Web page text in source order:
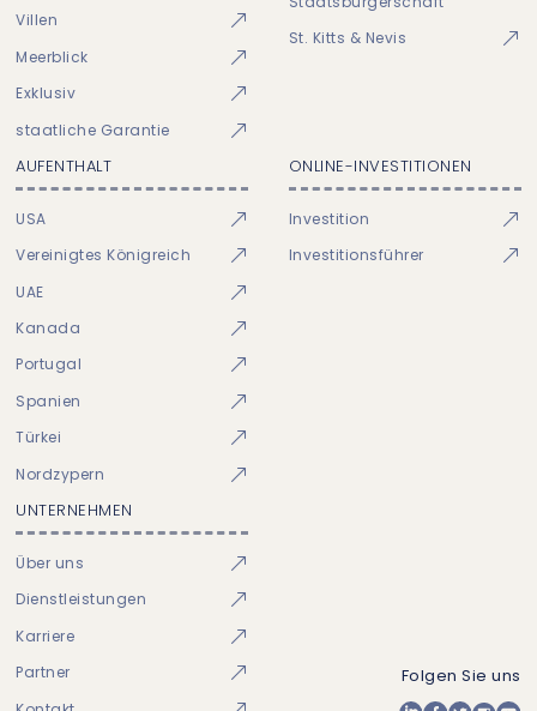
Villen
Meerblick
Exklusiv
staatliche Garantie
St. Kitts & Nevis
AUFENTHALT
USA
Vereinigtes Königreich
UAE
Kanada
Portugal
Spanien
Türkei
Nordzypern
ONLINE-INVESTITIONEN
Investition
Investitionsführer
UNTERNEHMEN
Über uns
Dienstleistungen
Karriere
Partner
Folgen Sie uns